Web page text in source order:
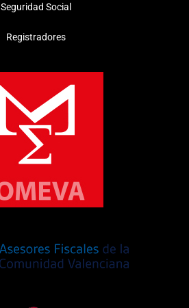
Seguridad Social
Registradores